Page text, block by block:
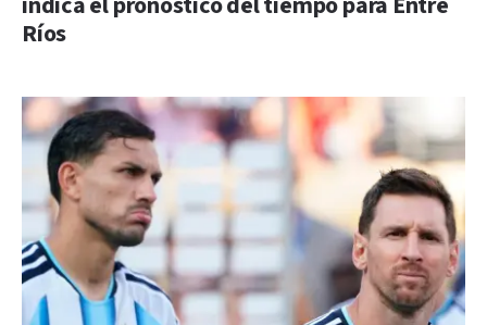
Ríos